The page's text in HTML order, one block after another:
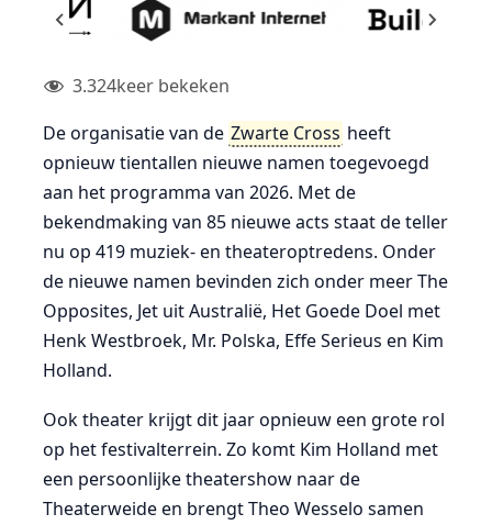
3.324keer bekeken
De organisatie van de Zwarte Cross heeft
opnieuw tientallen nieuwe namen toegevoegd
aan het programma van 2026. Met de
bekendmaking van 85 nieuwe acts staat de teller
nu op 419 muziek- en theateroptredens. Onder
de nieuwe namen bevinden zich onder meer The
Opposites, Jet uit Australië, Het Goede Doel met
Henk Westbroek, Mr. Polska, Effe Serieus en Kim
Holland.
Ook theater krijgt dit jaar opnieuw een grote rol
op het festivalterrein. Zo komt Kim Holland met
een persoonlijke theatershow naar de
Theaterweide en brengt Theo Wesselo samen